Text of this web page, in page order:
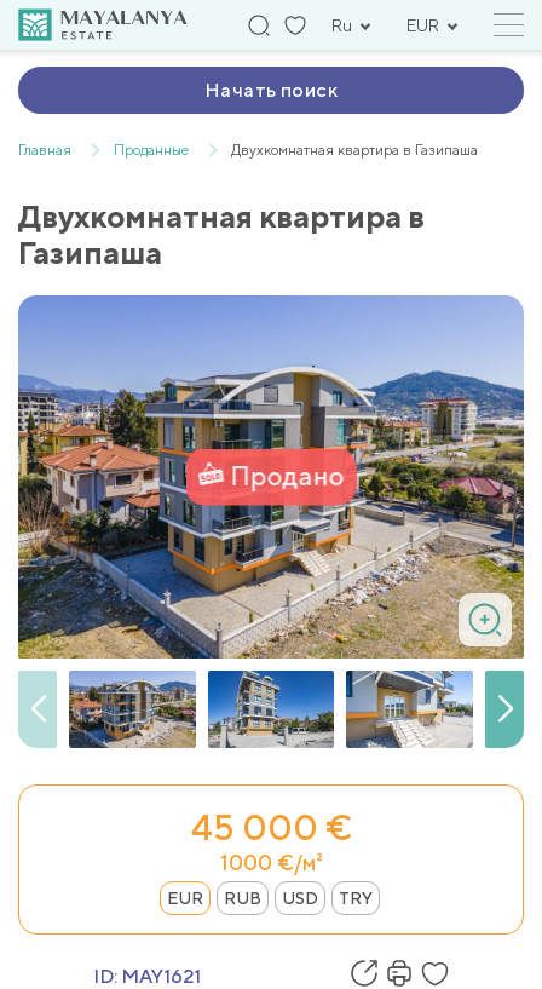
Ru EUR
Начать поиск
Главная Проданные Двухкомнатная квартира в Газипаша
Двухкомнатная квартира в
Газипаша
Продано
45 000 €
1000 €/м²
EUR RUB USD TRY
ID: MAY1621